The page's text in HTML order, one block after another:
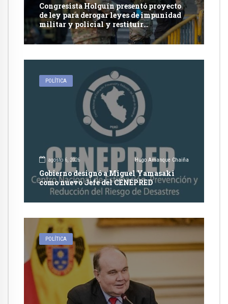
Congresista Holguín presentó proyecto
de ley para derogar leyes de impunidad
militar y policial y restituir
competencia de justicia ordinaria
POLÍTICA
agosto 6, 2026 Hugo Amanque Chaiña
Gobierno designó a Miguel Yamasaki
como nuevo Jefe del CENEPRED
POLÍTICA